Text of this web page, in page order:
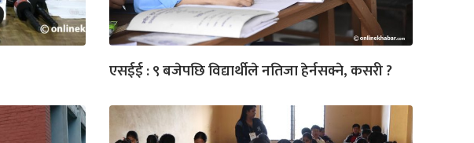
एसईई : ९ बजेपछि विद्यार्थीले नतिजा हेर्नसक्ने, कसरी ?